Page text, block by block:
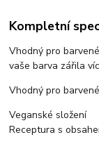
Kompletní
Vhodný pro
vaše barva zářila
Vhodný pro
Veganské složení
Receptura s